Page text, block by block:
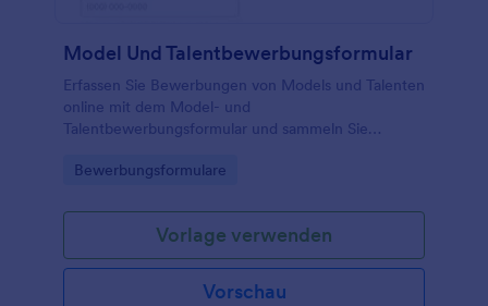
Model Und Talentbewerbungsformular
Erfassen Sie Bewerbungen von Models und Talenten
online mit dem Model- und
Talentbewerbungsformular und sammeln Sie
an einem Ort für Agenturen, Produktionen und
Go to Category:
Bewerbungsformulare
Vorlage verwenden
Vorschau